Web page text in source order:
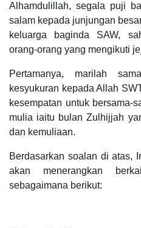
Alhamdulillah, segala puji
salam kepada junjungan
keluarga baginda SAW,
orang-orang yang mengikuti
Pertamanya, marilah
kesyukuran kepada Allah
kesempatan untuk bersama-
mulia iaitu bulan Zulhijjah
dan kemuliaan.
Berdasarkan soalan di atas,
akan menerangkan
sebagaimana berikut: